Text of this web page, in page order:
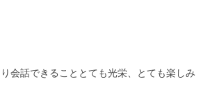
生き物本来の居方を取り戻す。舞踊
会話できることとても光栄、とても楽しみ